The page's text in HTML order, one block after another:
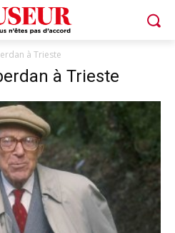
à Trieste
à Trieste